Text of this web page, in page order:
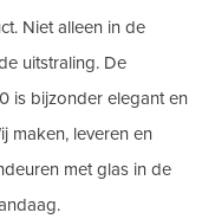
Niet alleen in de
uitstraling. De
is bijzonder elegant en
maken, leveren en
met glas in de